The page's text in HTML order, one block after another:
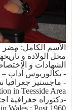
الأسم الكامل: مضر
محل الولادة و
الشهادات و
- بكالوريوس آداب –
in Teesside Area